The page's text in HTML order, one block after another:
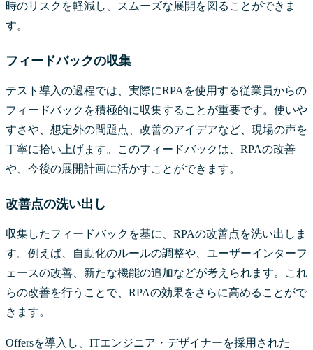
時のリスクを軽減し、スムーズな展開を図ることができま
す。
フィードバックの収集
テスト導入の過程では、実際にRPAを使用する従業員からの
フィードバックを積極的に収集することが重要です。使いや
すさや、想定外の問題点、改善のアイデアなど、現場の声を
丁寧に拾い上げます。このフィードバックは、RPAの改善
や、今後の展開計画に活かすことができます。
改善点の洗い出し
収集したフィードバックを基に、RPAの改善点を洗い出しま
す。例えば、自動化のルールの調整や、ユーザーインターフ
ェースの改善、新たな機能の追加などが考えられます。これ
らの改善を行うことで、RPAの効果をさらに高めることがで
きます。
Offersを導入し、ITエンジニア・デザイナーを採用された